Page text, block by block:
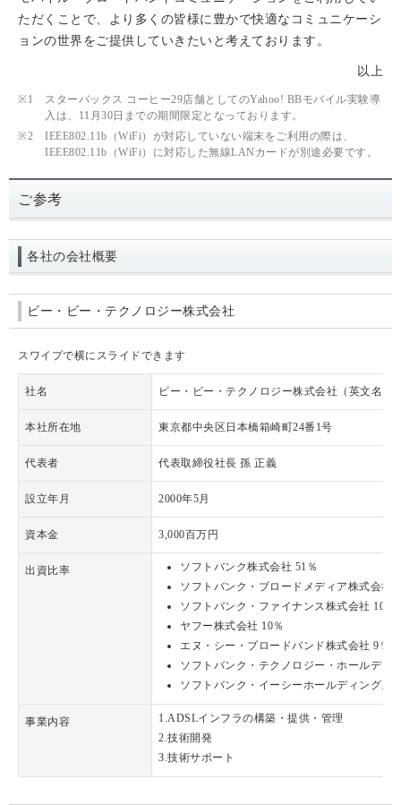
ただくことで、より多くの皆様に豊かで快適なコミュニケーシ
ョンの世界をご提供していきたいと考えております。
以上
※1
スターバックス コーヒー29店舗としてのYahoo! BBモバイル実験導
入は、11月30日までの期間限定となっております。
※2
IEEE802.11b（WiFi）が対応していない端末をご利用の際は、
IEEE802.11b（WiFi）に対応した無線LANカードが別途必要です。
ご参考
各社の会社概要
ビー・ビー・テクノロジー株式会社
スワイプで横にスライドできます
社名 ビー・ビー・テクノロジー株式会社（英文名：
本社所在地 東京都中央区日本橋箱崎町24番1号
代表者 代表取締役社長 孫 正義
設立年月 2000年5月
資本金 3,000百万円
出資比率
ソフトバンク株式会社 51％
ソフトバンク・ブロードメディア株式会社
ソフトバンク・ファイナンス株式会社 10％
ヤフー株式会社 10％
エヌ・シー・ブロードバンド株式会社 9％
ソフトバンク・テクノロジー・ホールディ
ソフトバンク・イーシーホールディングス
事業内容
1.ADSLインフラの構築・提供・管理
2.技術開発
3.技術サポート